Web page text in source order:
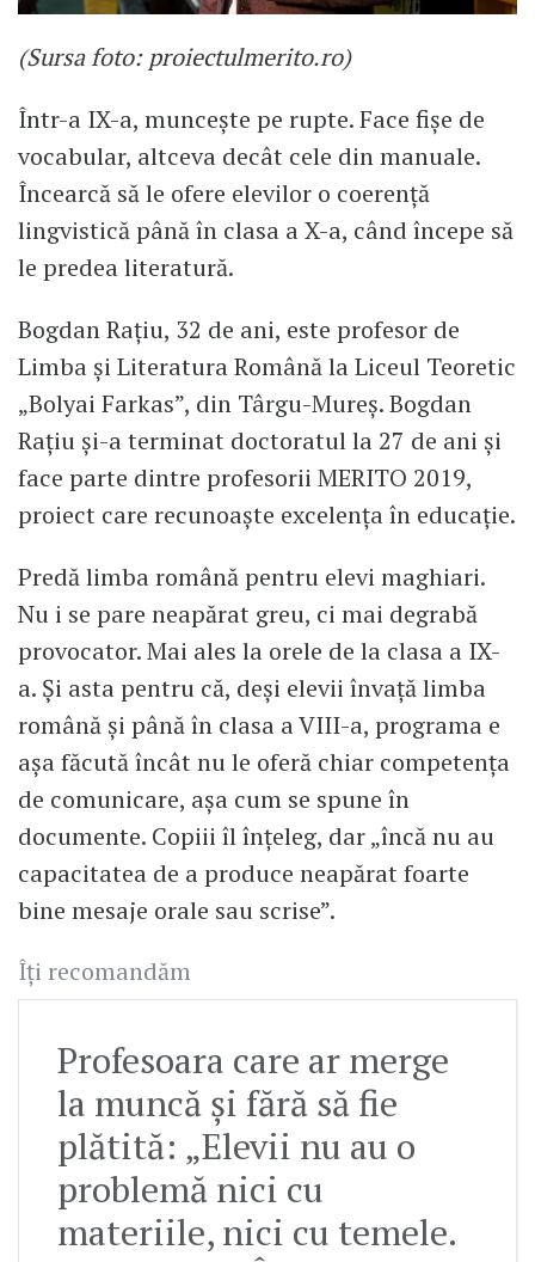
(Sursa foto: proiectulmerito.ro)
Într-a IX-a, muncește pe rupte. Face fișe de
vocabular, altceva decât cele din manuale.
Încearcă să le ofere elevilor o coerență
lingvistică până în clasa a X-a, când începe să
le predea literatură.
Bogdan Rațiu, 32 de ani, este profesor de
Limba și Literatura Română la Liceul Teoretic
„Bolyai Farkas”, din Târgu-Mureș. Bogdan
Rațiu și-a terminat doctoratul la 27 de ani și
face parte dintre profesorii MERITO 2019,
proiect care recunoaște excelența în educație.
Predă limba română pentru elevi maghiari.
Nu i se pare neapărat greu, ci mai degrabă
provocator. Mai ales la orele de la clasa a IX-
a. Și asta pentru că, deși elevii învață limba
română și până în clasa a VIII-a, programa e
așa făcută încât nu le oferă chiar competența
de comunicare, așa cum se spune în
documente. Copiii îl înțeleg, dar „încă nu au
capacitatea de a produce neapărat foarte
bine mesaje orale sau scrise”.
Îți recomandăm
Profesoara care ar merge
la muncă și fără să fie
plătită: „Elevii nu au o
problemă nici cu
materiile, nici cu temele.